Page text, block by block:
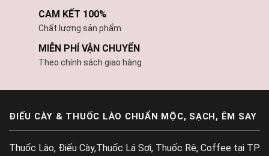
CAM KẾT 100%
Chất lượng sản phẩm
MIỄN PHÍ VẬN CHUYỂN
Theo chính sách giao hàng
ĐIẾU CÀY & THUỐC LÀO CHUẨN MỘC, SẠCH, ÊM SAY
Thuốc Lào, Điếu Cày,Thuốc Lá Sợi, Thuốc Rê, Coffee tại TP.